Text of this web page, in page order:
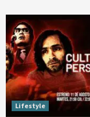
Lifestyle